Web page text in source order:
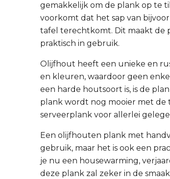
gemakkelijk om de plank op te
voorkomt dat het sap van
tafel terechtkomt. Dit maakt de
praktisch in gebruik.
Olijfhout heeft een unieke en
en kleuren, waardoor geen
een harde houtsoort is, is de
plank wordt nog mooier met de
serveerplank voor allerlei
Een olijfhouten plank met
gebruik, maar het is ook een
je nu een housewarming,
deze plank zal zeker in de